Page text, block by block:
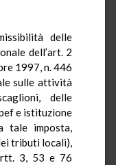
delle
dell’art. 2
1997, n. 446
sulle attività
delle
e istituzione
tale imposta,
tributi locali),
3, 53 e 76